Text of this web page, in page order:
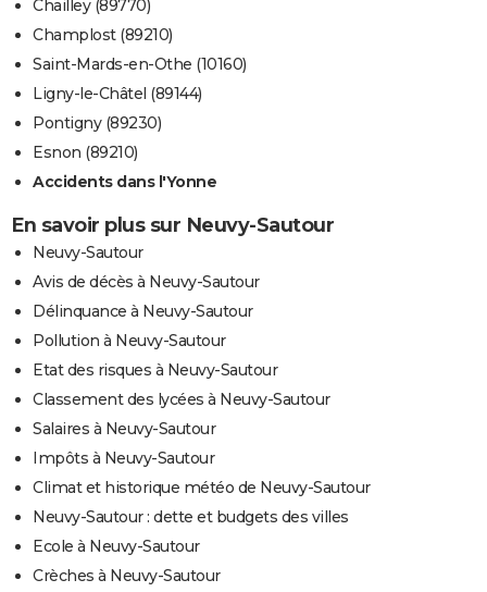
Chailley (89770)
Champlost (89210)
Saint-Mards-en-Othe (10160)
Ligny-le-Châtel (89144)
Pontigny (89230)
Esnon (89210)
Accidents dans l'Yonne
En savoir plus sur Neuvy-Sautour
Neuvy-Sautour
Avis de décès à Neuvy-Sautour
Délinquance à Neuvy-Sautour
Pollution à Neuvy-Sautour
Etat des risques à Neuvy-Sautour
Classement des lycées à Neuvy-Sautour
Salaires à Neuvy-Sautour
Impôts à Neuvy-Sautour
Climat et historique météo de Neuvy-Sautour
Neuvy-Sautour : dette et budgets des villes
Ecole à Neuvy-Sautour
Crèches à Neuvy-Sautour